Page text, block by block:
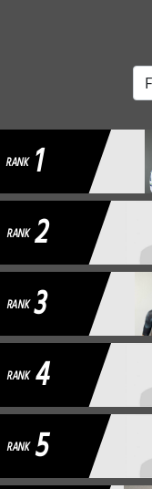
RANK 1
RANK 2
RANK 3
RANK 4
RANK 5